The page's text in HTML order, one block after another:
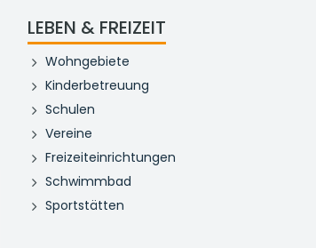
LEBEN & FREIZEIT
Wohngebiete
Kinderbetreuung
Schulen
Vereine
Freizeiteinrichtungen
Schwimmbad
Sportstätten